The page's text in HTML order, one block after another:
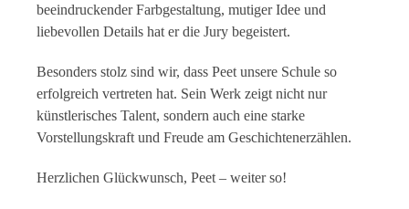
beeindruckender Farbgestaltung, mutiger Idee und
liebevollen Details hat er die Jury begeistert.
Besonders stolz sind wir, dass Peet unsere Schule so
erfolgreich vertreten hat. Sein Werk zeigt nicht nur
künstlerisches Talent, sondern auch eine starke
Vorstellungskraft und Freude am Geschichtenerzählen.
Herzlichen Glückwunsch, Peet – weiter so!